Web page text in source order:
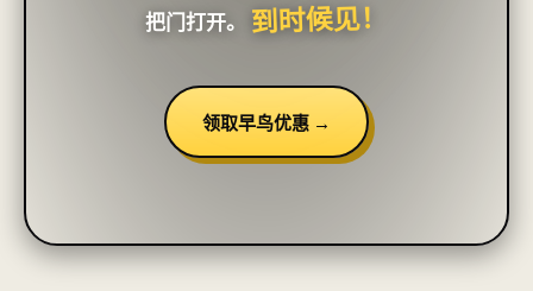
把门打开。
到时候见！
领取早鸟优惠 →